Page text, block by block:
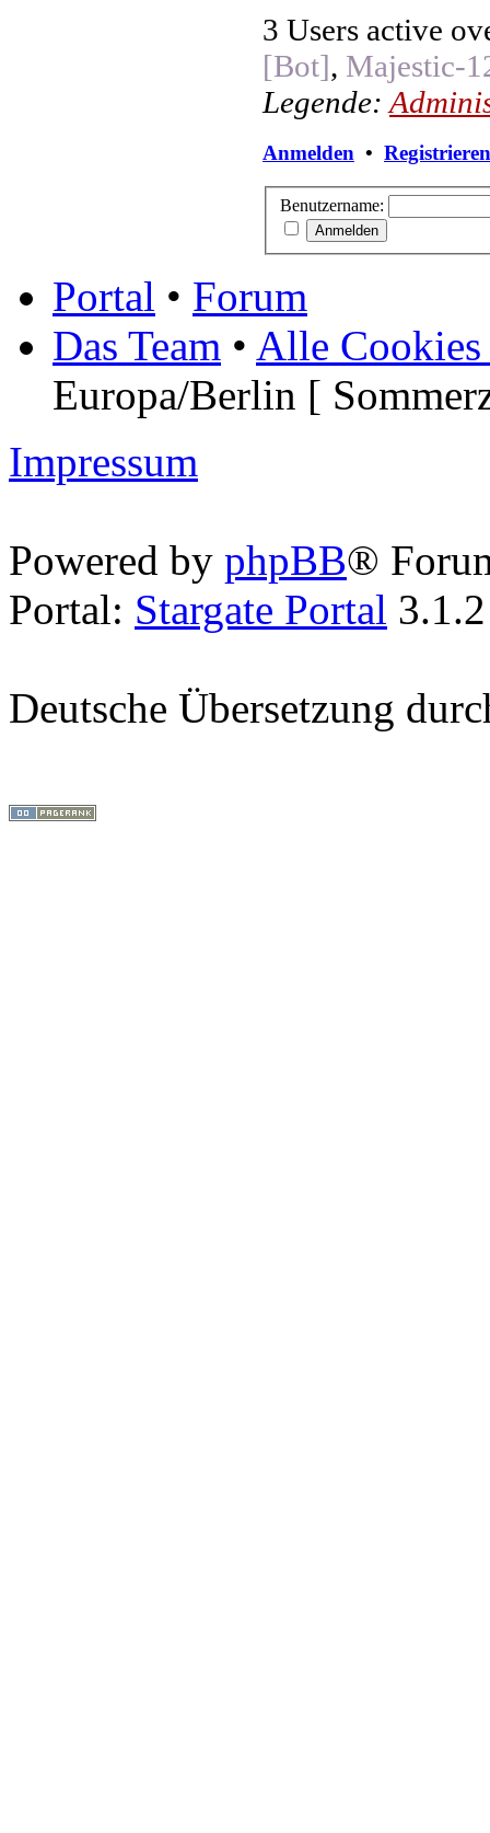
3 Users active
[Bot], Majestic-
Legende:
Anmelden • Registrieren
Benutzername:
Portal • Forum
Das Team • Alle Cookies
Europa/Berlin [
Impressum
Powered by phpBB®
Portal: Stargate Portal
Deutsche Übersetzung